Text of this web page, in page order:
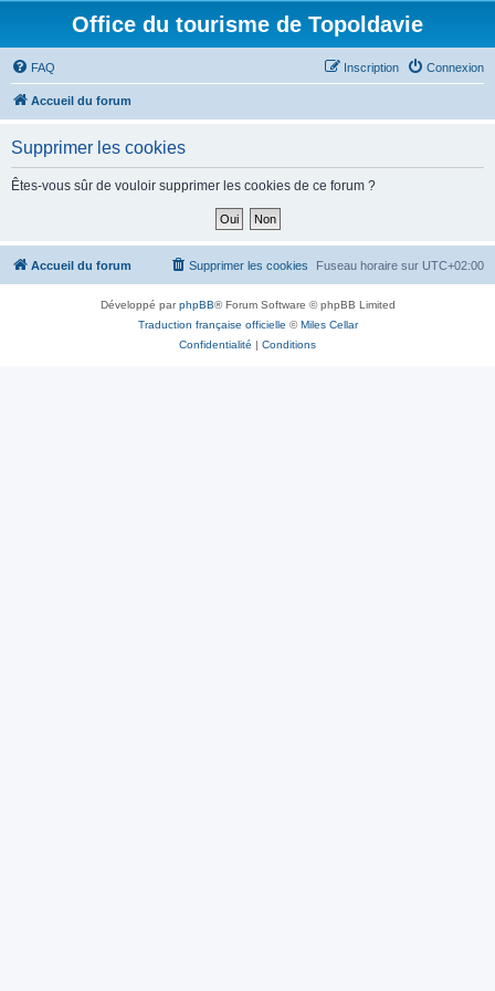
Office du tourisme de Topoldavie
FAQ Connexion
Inscription
Accueil du forum
Supprimer les cookies
Êtes-vous sûr de vouloir supprimer les cookies de ce forum ?
Accueil du forum Fuseau horaire sur UTC+02:00
Supprimer les cookies
Développé parphpBB® Forum Software © phpBB Limited
Traduction française officielle ©Miles Cellar
Confidentialité | Conditions